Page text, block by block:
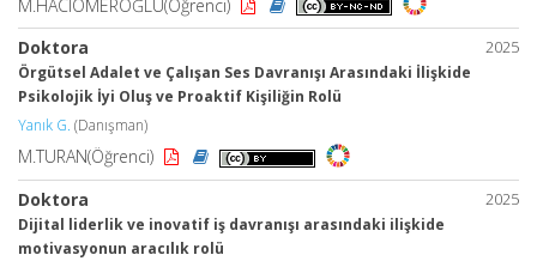
M.HACIÖMEROĞLU(Öğrenci)
2025
Doktora
Örgütsel Adalet ve Çalışan Ses Davranışı Arasındaki İlişkide
Psikolojik İyi Oluş ve Proaktif Kişiliğin Rolü
Yanık G. (Danışman)
M.TURAN(Öğrenci)
2025
Doktora
Dijital liderlik ve inovatif iş davranışı arasındaki ilişkide
motivasyonun aracılık rolü